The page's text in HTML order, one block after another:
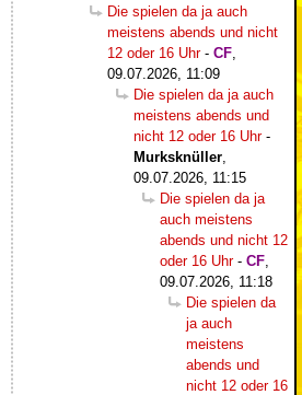
Die spielen da ja auch
meistens abends und nicht
12 oder 16 Uhr- CF
09.07.2026, 11:09
Die spielen da ja auch
meistens abends und
nicht 12 oder 16 Uhr-
Murksknüller
09.07.2026, 11:15
Die spielen da ja
auch meistens
abends und nicht 12
oder 16 Uhr- CF
09.07.2026, 11:18
Die spielen da
ja auch
meistens
abends und
nicht 12 oder 16